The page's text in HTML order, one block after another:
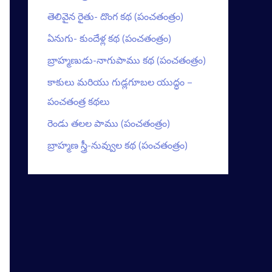
తెలివైన రైతు- దొంగ కథ (పంచతంత్రం)
ఏనుగు- కుందేళ్ల కథ (పంచతంత్రం)
బ్రాహ్మణుడు-నాగుపాము కథ (పంచతంత్రం)
కాకులు మరియు గుడ్లగూబల యుద్ధం –
పంచతంత్ర కథలు
రెండు తలల పాము (పంచతంత్రం)
బ్రాహ్మణ స్త్రీ-నువ్వుల కథ (పంచతంత్రం)